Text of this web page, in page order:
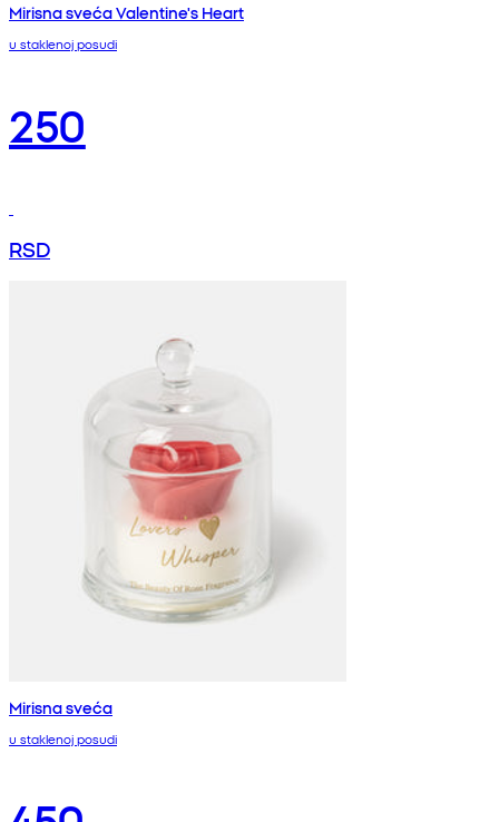
Mirisna sveća Valentine's Heart
u staklenoj posudi
250
RSD
Mirisna sveća
u staklenoj posudi